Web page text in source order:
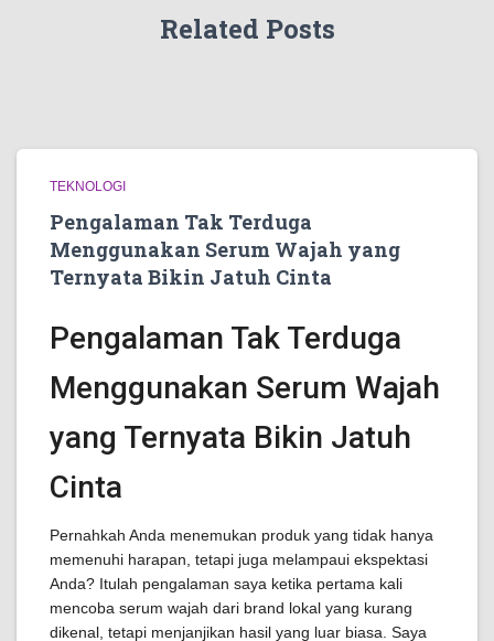
Related Posts
TEKNOLOGI
Pengalaman Tak Terduga
Menggunakan Serum Wajah yang
Ternyata Bikin Jatuh Cinta
Pengalaman Tak Terduga
Menggunakan Serum Wajah
yang Ternyata Bikin Jatuh
Cinta
Pernahkah Anda menemukan produk yang tidak hanya
memenuhi harapan, tetapi juga melampaui ekspektasi
Anda? Itulah pengalaman saya ketika pertama kali
mencoba serum wajah dari brand lokal yang kurang
dikenal, tetapi menjanjikan hasil yang luar biasa. Saya